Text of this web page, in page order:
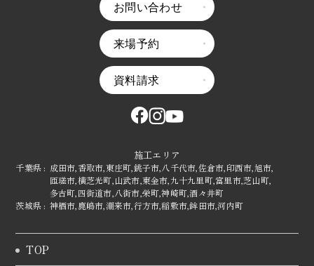
お問い合わせ
来場予約
資料請求
施工エリア
千葉県 : 成田市,香取市,東庄町,銚子市,八千代市,佐倉市,印西市,旭市,
匝瑳市,横芝光町,山武市,東金市,九十九里町,富里市,芝山町,
多古町,四街道市,八街市,栄町,神崎町,酒々井町
茨城県 : 神栖市,鹿嶋市,潮来市,行方市,稲敷市,鉾田市,河内町
TOP